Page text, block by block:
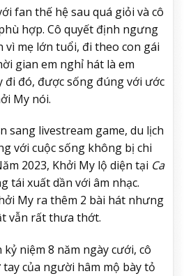
fan thế hệ sau quá giỏi và cô
hợp. Cô quyết định ngưng
vì mẹ lớn tuổi, đi theo con gái
gian em nghỉ hát là em
đi đó, được sống đúng với ước
My nói.
sang livestream game, du lịch
với cuộc sống không bị chi
2023, Khởi My lộ diện tại Ca
tái xuất dần với âm nhạc.
My ra thêm 2 bài hát nhưng
vẫn rất thưa thớt.
niệm 8 năm ngày cưới, cô
của người hâm mộ bày tỏ